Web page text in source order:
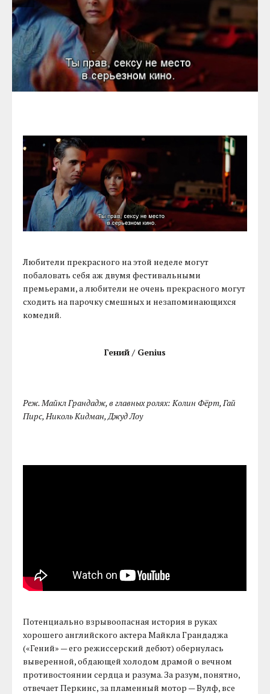
Любители прекрасного на этой неделе могут
побаловать себя аж двумя фестивальными
премьерами, а любители не очень прекрасного могут
сходить на парочку смешных и незапоминающихся
комедий.
Гений / Genius
Реж. Майкл Грандадж, в главных ролях: Колин Фёрт, Гай
Пирс, Николь Кидман, Джуд Лоу
Потенциально взрывоопасная история в руках
хорошего английского актера Майкла Грандаджа
(«Гений» — его режиссерский дебют) обернулась
выверенной, обдающей холодом драмой о вечном
противостоянии сердца и разума. За разум, понятно,
отвечает Перкинс, за пламенный мотор — Вулф, все